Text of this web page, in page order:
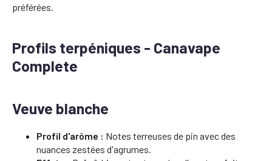
préférées.
Profils terpéniques - Canavape
Complete
Veuve blanche
Profil d'arôme : Notes terreuses de pin avec des
nuances zestées d'agrumes.